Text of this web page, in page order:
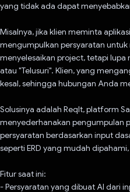
yang tidak ada dapat
Misalnya, jika klien meminta
mengumpulkan persyaratan
menyelesaikan project, tetapi lupa
atau "Telusuri". Klien, yang
kesal, sehingga hubungan Anda
Solusinya adalah ReqIt, platform
menyederhanakan pengumpulan
persyaratan berdasarkan input
seperti ERD yang mudah
Fitur saat ini:
- Persyaratan yang dibuat AI dari